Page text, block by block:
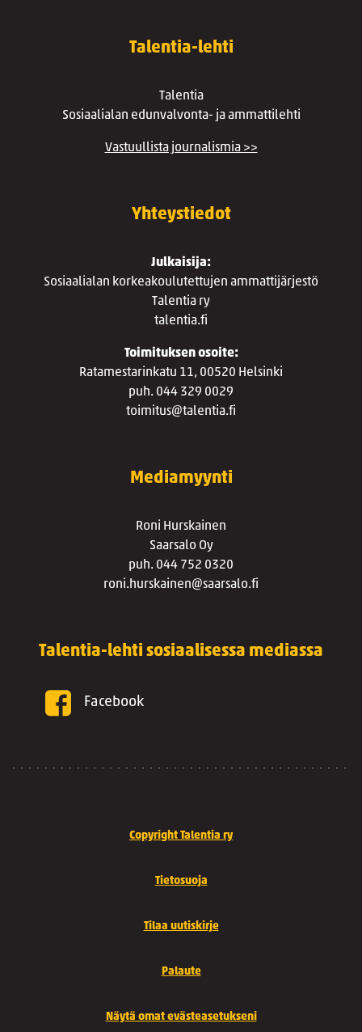
Talentia-lehti
Talentia
Sosiaalialan edunvalvonta- ja ammattilehti
Vastuullista journalismia >>
Yhteystiedot
Julkaisija:
Sosiaalialan korkeakoulutettujen ammattijärjestö
Talentia ry
talentia.fi
Toimituksen osoite:
Ratamestarinkatu 11, 00520 Helsinki
puh. 044 329 0029
toimitus@talentia.fi
Mediamyynti
Roni Hurskainen
Saarsalo Oy
puh. 044 752 0320
roni.hurskainen@saarsalo.fi
Talentia-lehti sosiaalisessa mediassa
Facebook
Copyright Talentia ry
Tietosuoja
Tilaa uutiskirje
Palaute
Näytä omat evästeasetukseni